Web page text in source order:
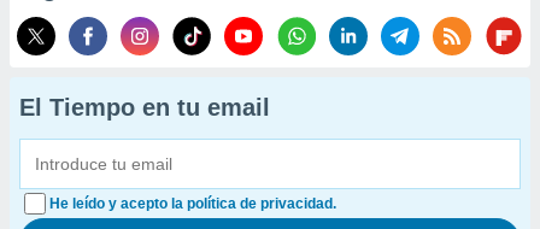
El Tiempo en tu email
He leído y acepto la política de privacidad.